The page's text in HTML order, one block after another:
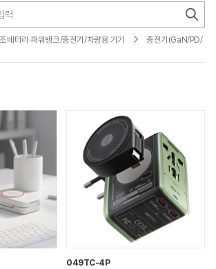
배터리·파워뱅크/충전기/차량용 기기
충전기(GaN/PD/
049TC-4P